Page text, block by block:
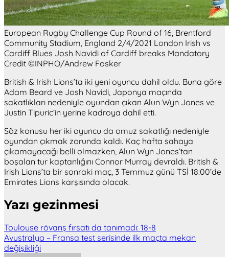
European Rugby Challenge Cup Round of 16, Brentford
Community Stadium, England 2/4/2021 London Irish vs
Cardiff Blues Josh Navidi of Cardiff breaks Mandatory
Credit ©INPHO/Andrew Fosker
British & Irish Lions’ta iki yeni oyuncu dahil oldu. Buna göre
Adam Beard ve Josh Navidi, Japonya maçında
sakatlıkları nedeniyle oyundan çıkan Alun Wyn Jones ve
Justin Tipuric’in yerine kadroya dahil etti.
Söz konusu her iki oyuncu da omuz sakatlığı nedeniyle
oyundan çıkmak zorunda kaldı. Kaç hafta sahaya
çıkamayacağı belli olmazken, Alun Wyn Jones’tan
boşalan tur kaptanlığını Connor Murray devraldı. British &
Irish Lions’ta bir sonraki maç, 3 Temmuz günü TSİ 18:00’de
Emirates Lions karşısında olacak.
Yazı gezinmesi
Toulouse rövanş fırsatı da tanımadı: 18-8
Avustralya – Fransa test serisinde ilk maçta mekan
değişikliği